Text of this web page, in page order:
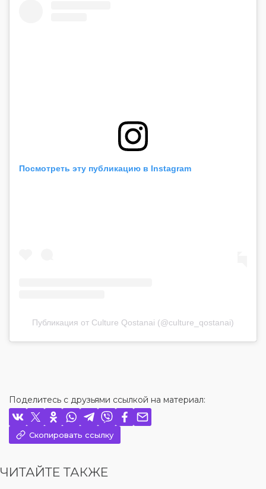
Посмотреть эту публикацию в Instagram
Публикация от Culture Qostanai (@culture_qostanai)
Поделитесь с друзьями ссылкой на материал:
Скопировать ссылку
ЧИТАЙТЕ ТАКЖЕ